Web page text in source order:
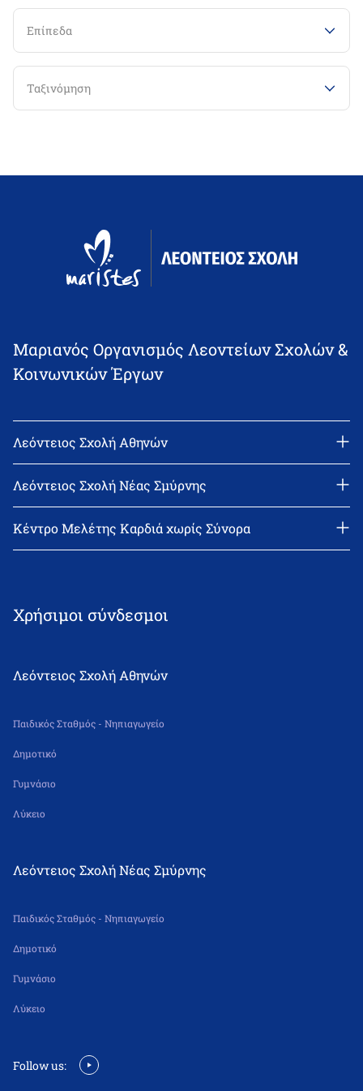
Επίπεδα
Ταξινόμηση
Μαριανός Οργανισμός Λεοντείων Σχολών &
Κοινωνικών Έργων
Λεόντειος Σχολή Αθηνών
email: l_leonin@leonteiosedu.gr
Λεόντειος Σχολή Νέας Σμύρνης
email: info@leonteiosns.gr
Κέντρο Μελέτης Καρδιά χωρίς Σύνορα
Χρήσιμοι σύνδεσμοι
Λεόντειος Σχολή Αθηνών
Παιδικός Σταθμός - Νηπιαγωγείο
Δημοτικό
Γυμνάσιο
Λύκειο
Λεόντειος Σχολή Νέας Σμύρνης
Παιδικός Σταθμός - Νηπιαγωγείο
Δημοτικό
Γυμνάσιο
Λύκειο
Follow us: